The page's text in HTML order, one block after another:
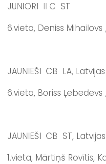
JUNIORI II C ST
6.vieta, Deniss
JAUNIEŠI CB LA,
6.vieta, Boriss
JAUNIEŠI CB ST,
1.vieta, Mārtiņš Rovītis,